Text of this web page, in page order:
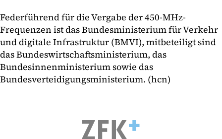
Federführend für die Vergabe der 450-MHz-
Frequenzen ist das Bundesministerium für Verkehr
und digitale Infrastruktur (BMVI), mitbeteiligt sind
das Bundeswirtschaftsministerium, das
Bundesinnenministerium sowie das
Bundesverteidigungsministerium. (hcn)